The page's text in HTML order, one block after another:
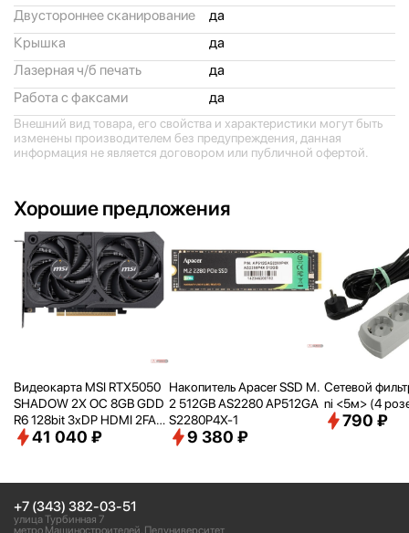
Двустороннее сканирование
да
Крышка
да
Лазерная ч/б печать
да
Работа с факсами
да
Внешний вид товара, его свойства и характеристики могут быть
изменены производителем без предупреждения, данная
информация не является договором или публичной офертой.
Хорошие предложения
Видеокарта MSI RTX5050
SHADOW 2X OC 8GB GDD
R6 128bit 3xDP HDMI 2FAN
RTL [RTX50508GSHADOW
41 040 ₽
Накопитель Apacer SSD M.
2 512GB AS2280 AP512GA
S2280P4X-1
9 380 ₽
Сетевой
ni <5м> (4
790 ₽
+7 (343) 382-03-51
улица Турбинная 7
метро Машиностроителей, Педуниверситет